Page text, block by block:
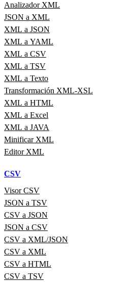
Analizador XML
JSON a XML
XML a JSON
XML a YAML
XML a CSV
XML a TSV
XML a Texto
Transformación XML-XSL
XML a HTML
XML a Excel
XML a JAVA
Minificar XML
Editor XML
CSV
Visor CSV
JSON a TSV
CSV a JSON
JSON a CSV
CSV a XML/JSON
CSV a XML
CSV a HTML
CSV a TSV